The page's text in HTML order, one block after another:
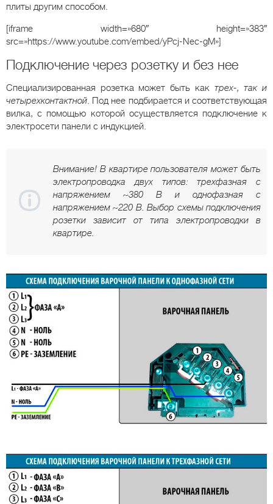
плиты другим способом.
[iframe width=»680″ height=»383″
src=»https://www.youtube.com/embed/yPcj-Nec-gM»]
Подключение через розетку и без нее
Специализированная розетка может быть как трех-, так и
четырехконтактной. Под нее подбирается и соответствующая
вилка, с помощью которой осуществляется подключение к
электросети панели с индукцией.
Внимание! В квартире пользователя может быть
электропроводка двух типов: трехфазная с
напряжением ~380 В и однофазная с
напряжением ~220 В. Выбор схемы подключения
розетки зависит от типа электропроводки в
квартире.